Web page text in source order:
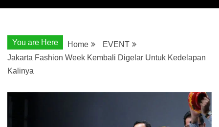
You are Here Home
EVENT
Jakarta Fashion Week Kembali Digelar Untuk Kedelapan
Kalinya